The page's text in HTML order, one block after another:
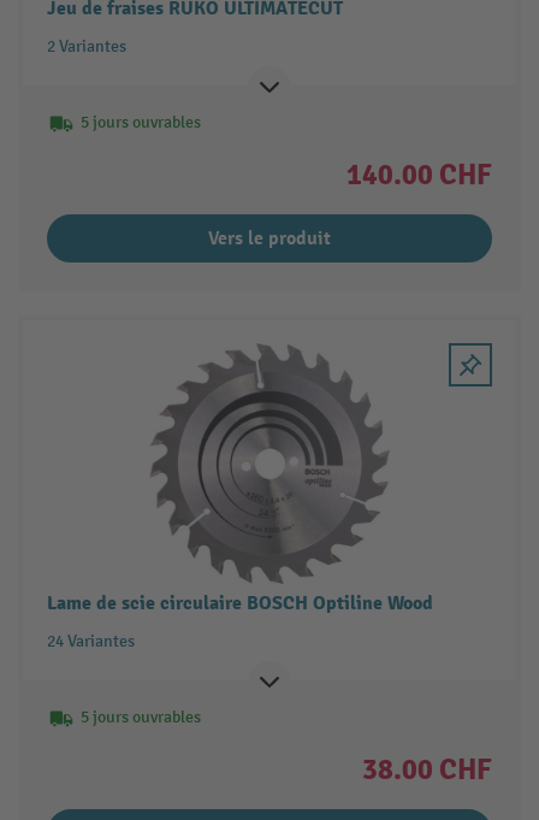
Jeu de fraises RUKO ULTIMATECUT
2 Variantes
5 jours ouvrables
140.00 CHF
Vers le produit
Lame de scie circulaire BOSCH Optiline Wood
24 Variantes
5 jours ouvrables
38.00 CHF